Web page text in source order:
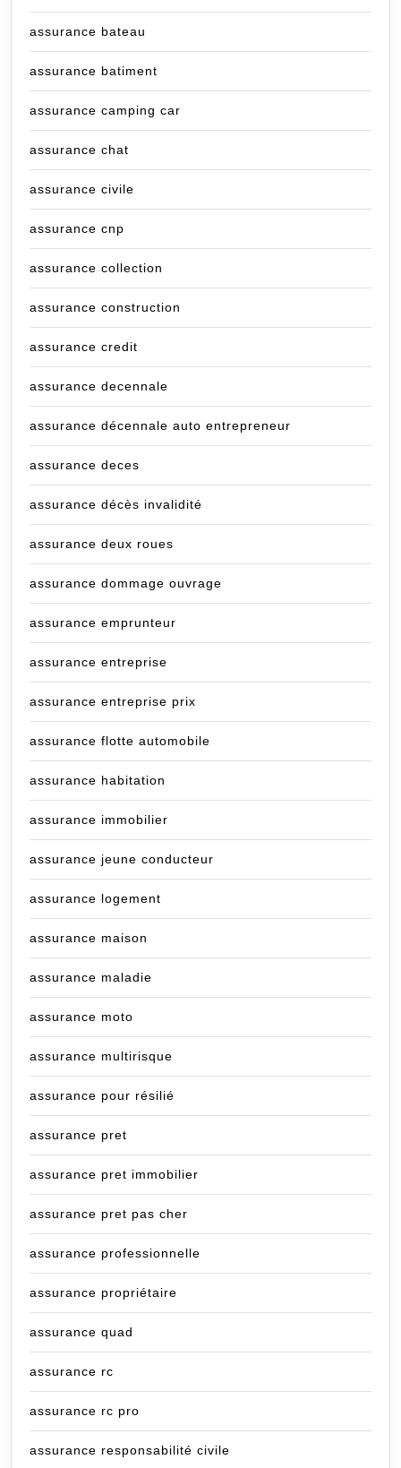
assurance bateau
assurance batiment
assurance camping car
assurance chat
assurance civile
assurance cnp
assurance collection
assurance construction
assurance credit
assurance decennale
assurance décennale auto entrepreneur
assurance deces
assurance décès invalidité
assurance deux roues
assurance dommage ouvrage
assurance emprunteur
assurance entreprise
assurance entreprise prix
assurance flotte automobile
assurance habitation
assurance immobilier
assurance jeune conducteur
assurance logement
assurance maison
assurance maladie
assurance moto
assurance multirisque
assurance pour résilié
assurance pret
assurance pret immobilier
assurance pret pas cher
assurance professionnelle
assurance propriétaire
assurance quad
assurance rc
assurance rc pro
assurance responsabilité civile